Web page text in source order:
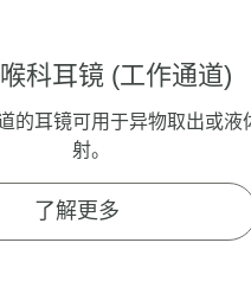
科耳镜 (工作通道)
的耳镜可用于异物取出或液
射。
了解更多